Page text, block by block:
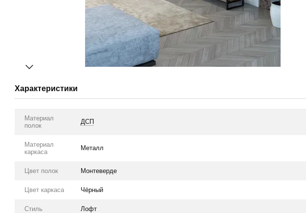
Характеристики
Материал
полок
ДСП
Материал
каркаса
Металл
Цвет полок Монтеверде
Цвет каркаса Чёрный
Стиль Лофт